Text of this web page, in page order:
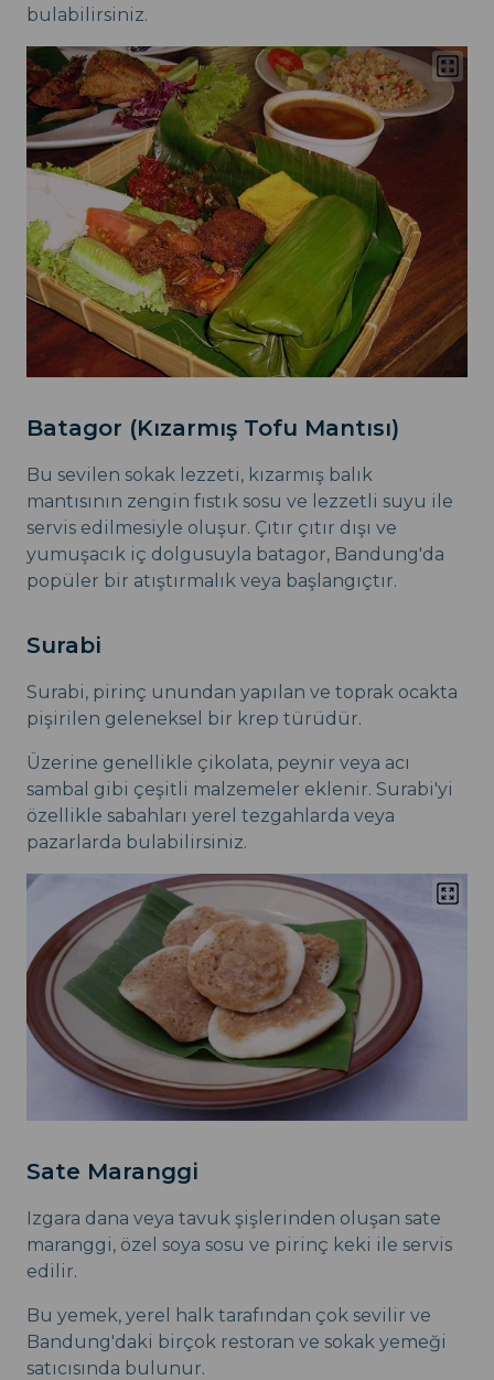
bulabilirsiniz.
Batagor (Kızarmış Tofu Mantısı)
Bu sevilen sokak lezzeti, kızarmış balık
mantısının zengin fıstık sosu ve lezzetli suyu ile
servis edilmesiyle oluşur. Çıtır çıtır dışı ve
yumuşacık iç dolgusuyla batagor, Bandung'da
popüler bir atıştırmalık veya başlangıçtır.
Surabi
Surabi, pirinç unundan yapılan ve toprak ocakta
pişirilen geleneksel bir krep türüdür.
Üzerine genellikle çikolata, peynir veya acı
sambal gibi çeşitli malzemeler eklenir. Surabi'yi
özellikle sabahları yerel tezgahlarda veya
pazarlarda bulabilirsiniz.
Sate Maranggi
Izgara dana veya tavuk şişlerinden oluşan sate
maranggi, özel soya sosu ve pirinç keki ile servis
edilir.
Bu yemek, yerel halk tarafından çok sevilir ve
Bandung'daki birçok restoran ve sokak yemeği
satıcısında bulunur.